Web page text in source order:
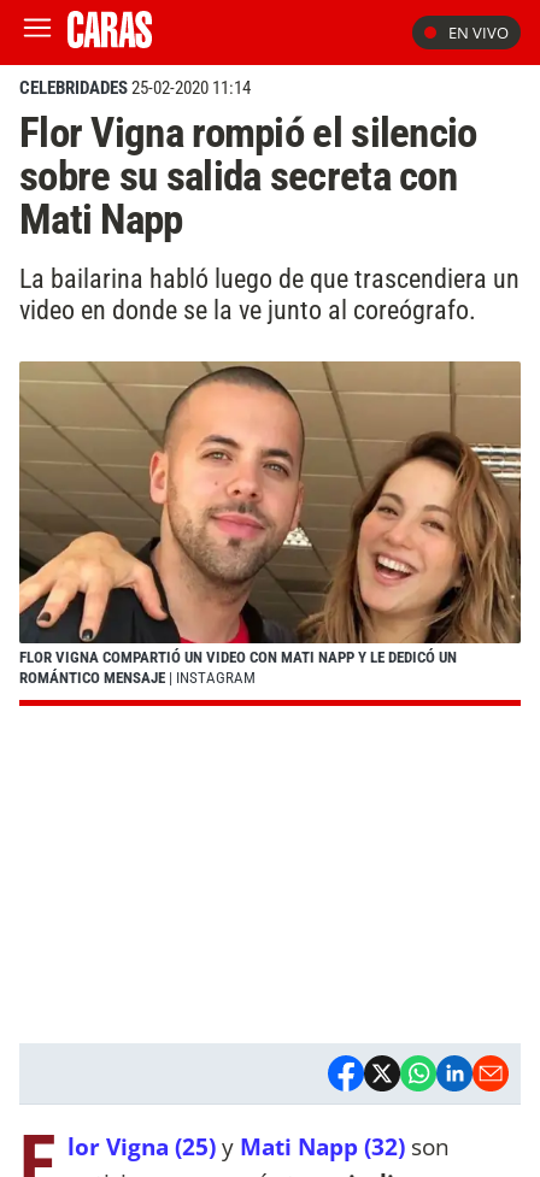
EN VIVO
CELEBRIDADES25-02-2020 11:14
Flor Vigna rompió el silencio
sobre su salida secreta con
Mati Napp
La bailarina habló luego de que trascendiera un
video en donde se la ve junto al coreógrafo.
FLOR VIGNA COMPARTIÓ UN VIDEO CON MATI NAPP Y LE DEDICÓ UN
ROMÁNTICO MENSAJE | INSTAGRAM
lor Vigna (25)y Mati Napp (32) son